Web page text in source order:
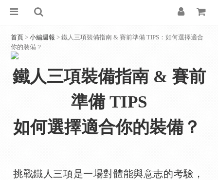
首頁 > 小編週報 > 鐵人三項裝備指南 & 賽前準備 TIPS：如何選擇適合
你的裝備？
鐵人三項裝備指南 & 賽前
準備 TIPS
如何選擇適合你的裝備？
挑戰鐵人三項是一場對體能與意志的考驗，